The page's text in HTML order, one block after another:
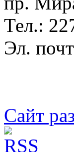
Тел.:
Эл.
Сайт